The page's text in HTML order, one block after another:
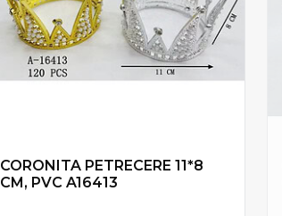
CORONITA PETRECERE 11*8
CM, PVC A16413